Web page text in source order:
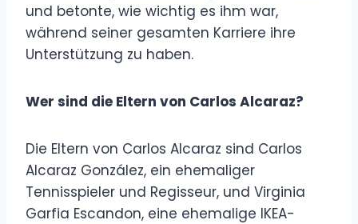
und betonte, wie wichtig es ihm war,
während seiner gesamten Karriere ihre
Unterstützung zu haben.
Wer sind die Eltern von Carlos Alcaraz?
Die Eltern von Carlos Alcaraz sind Carlos
Alcaraz González, ein ehemaliger
Tennisspieler und Regisseur, und Virginia
Garfia Escandon, eine ehemalige IKEA-